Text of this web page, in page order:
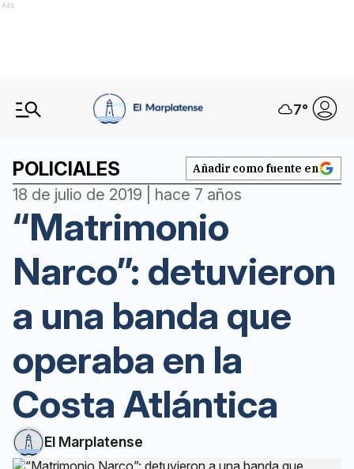
Ads
7°
POLICIALES Añadir como fuente en
18 de julio de 2019 | hace 7 años
“Matrimonio
Narco”: detuvieron
a una banda que
operaba en la
Costa Atlántica
El Marplatense